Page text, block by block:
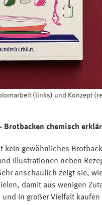
(links) und Konzept
Brotbacken chemisch
kein gewöhnliches
Illustrationen neben
anschaulich zeigt sie,
damit aus wenigen
in großer Vielfalt